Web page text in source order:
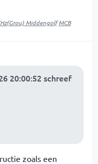
Middengolf MCB
20:00:52 schreef
zoals een